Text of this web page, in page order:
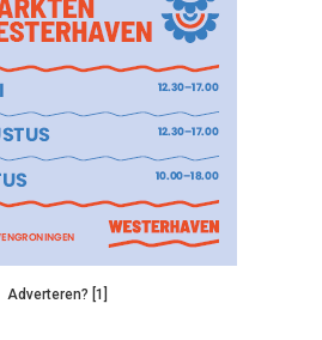
Adverteren? [1]